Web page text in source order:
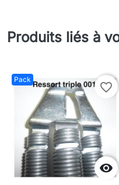
Produits liés à
Pack

favorite_border